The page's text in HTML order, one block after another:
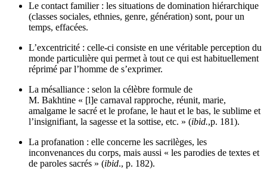
Le contact familier : les situations de domination hiérarchique
(classes sociales, ethnies, genre, génération) sont, pour un
temps, effacées.
L’excentricité : celle-ci consiste en une véritable perception du
monde particulière qui permet à tout ce qui est habituellement
réprimé par l’homme de s’exprimer.
La mésalliance : selon la célèbre formule de
M. Bakhtine « [l]e carnaval rapproche, réunit, marie,
amalgame le sacré et le profane, le haut et le bas, le sublime et
l’insignifiant, la sagesse et la sottise, etc. » (ibid.,p. 181).
La profanation : elle concerne les sacrilèges, les
inconvenances du corps, mais aussi « les parodies de textes et
de paroles sacrés » (ibid., p. 182).